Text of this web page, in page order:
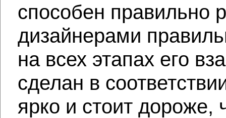
способен правильно
дизайнерами
на всех этапах его
сделан в
ярко и стоит дороже,